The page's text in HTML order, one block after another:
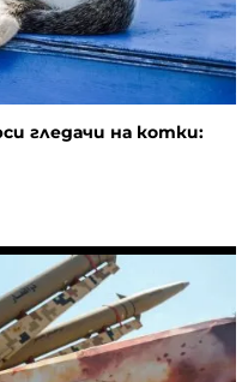
гледачи на котки: